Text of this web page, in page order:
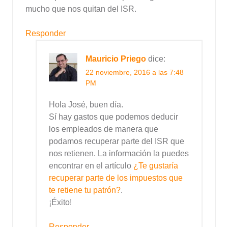
mucho que nos quitan del ISR.
Responder
Mauricio Priego dice:
22 noviembre, 2016 a las 7:48
PM
Hola José, buen día.
Sí hay gastos que podemos deducir
los empleados de manera que
podamos recuperar parte del ISR que
nos retienen. La información la puedes
encontrar en el artículo ¿Te gustaría
recuperar parte de los impuestos que
te retiene tu patrón?.
¡Éxito!